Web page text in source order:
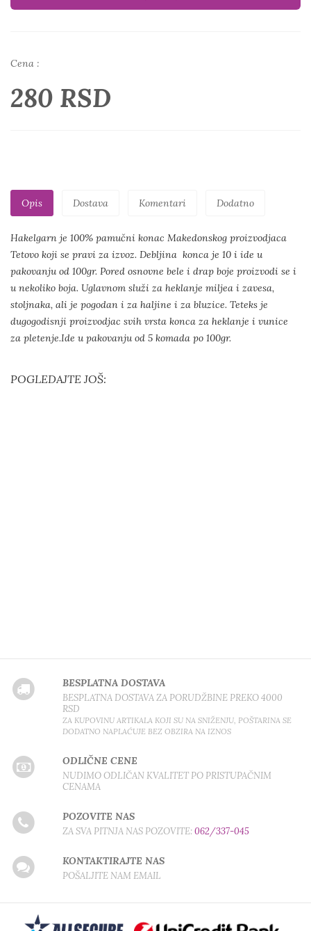
Cena :
280 RSD
Opis Dostava Komentari Dodatno
Hakelgarn je 100% pamučni konac Makedonskog proizvodjaca
Tetovo koji se pravi za izvoz. Debljina konca je 10 i ide u
pakovanju od 100gr. Pored osnovne bele i drap boje proizvodi se i
u nekoliko boja. Uglavnom služi za heklanje miljea i zavesa,
stoljnaka, ali je pogodan i za haljine i za bluzice. Teteks je
dugogodisnji proizvodjac svih vrsta konca za heklanje i vunice
za pletenje.Ide u pakovanju od 5 komada po 100gr.
POGLEDAJTE JOŠ:
BESPLATNA DOSTAVA
BESPLATNA DOSTAVA ZA PORUDŽBINE PREKO 4000
RSD
ZA KUPOVINU ARTIKALA KOJI SU NA SNIŽENJU, POŠTARINA SE
DODATNO NAPLAĆUJE BEZ OBZIRA NA IZNOS
ODLIČNE CENE
NUDIMO ODLIČAN KVALITET PO PRISTUPAČNIM
CENAMA
POZOVITE NAS
ZA SVA PITNJA NAS POZOVITE:062/337-045
KONTAKTIRAJTE NAS
POŠALJITE NAM EMAIL